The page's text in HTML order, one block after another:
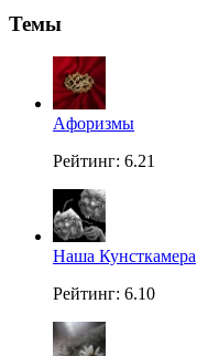
Темы
Aфоризмы
Рейтинг: 6.21
Наша Кунсткамера
Рейтинг: 6.10